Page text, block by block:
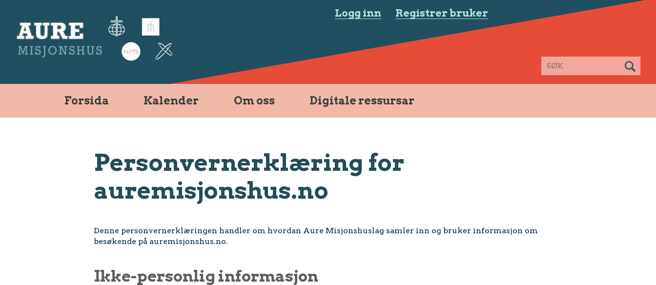
Logg inn Registrer bruker
Forsida Kalender Om oss Digitale ressursar
Personvernerklæring for
auremisjonshus.no
Denne personvernerklæringen handler om hvordan Aure Misjonshuslag samler inn og bruker informasjon om
besøkende på auremisjonshus.no.
Ikke-personlig informasjon